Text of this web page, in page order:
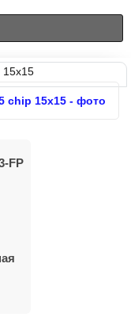
15x15
FP